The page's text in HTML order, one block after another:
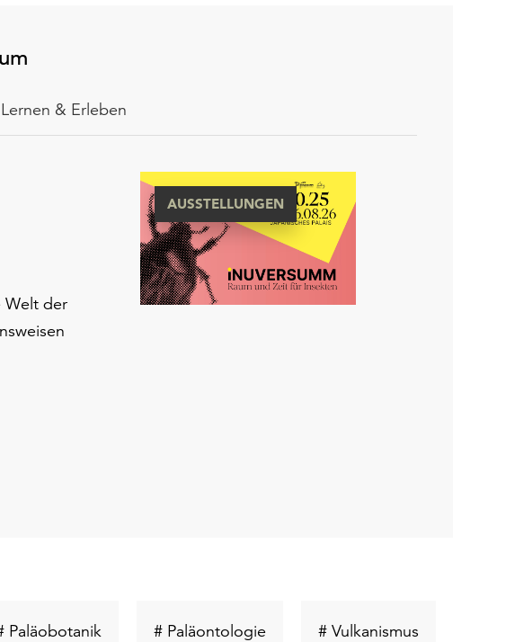
Lernen & Erleben
Welt der
AUSSTELLUNGEN
PaläobotanikSchlüsselwort# PaläontologieSchlüsselwort# VulkanismusSchlüsselwort